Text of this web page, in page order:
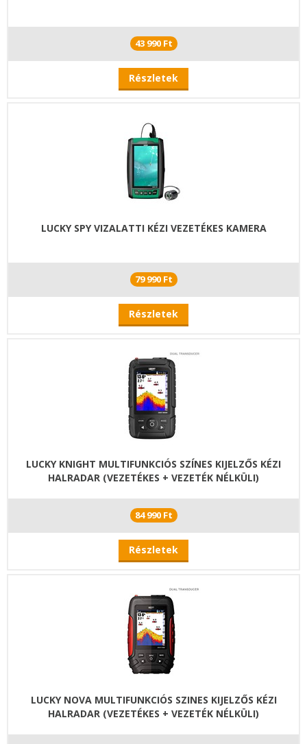
43 990 Ft
Részletek
LUCKY SPY VIZALATTI KÉZI VEZETÉKES KAMERA
79 990 Ft
Részletek
LUCKY KNIGHT MULTIFUNKCIÓS SZÍNES KIJELZŐS KÉZI
HALRADAR (VEZETÉKES + VEZETÉK NÉLKÜLI)
84 990 Ft
Részletek
LUCKY NOVA MULTIFUNKCIÓS SZINES KIJELZŐS KÉZI
HALRADAR (VEZETÉKES + VEZETÉK NÉLKÜLI)